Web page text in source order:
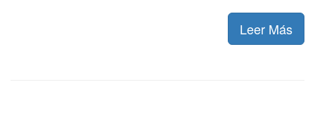
Leer Más